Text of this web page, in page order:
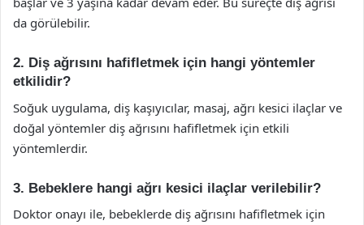
da görülebilir.
2. Diş ağrısını hafifletmek için hangi yöntemler
etkilidir?
Soğuk uygulama, diş kaşıyıcılar, masaj, ağrı kesici ilaçlar ve
doğal yöntemler diş ağrısını hafifletmek için etkili
yöntemlerdir.
3. Bebeklere hangi ağrı kesici ilaçlar verilebilir?
Doktor onayı ile, bebeklerde diş ağrısını hafifletmek için